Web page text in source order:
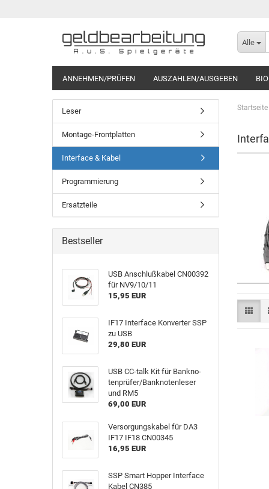
Alle
ANNEHMEN/PRÜFEN AUSZAHLEN/AUSGEBEN
Startseite
Leser
Montage-Frontplatten
Interface & Kabel
Programmierung
Ersatzteile
Bestseller
USB An­schluß­ka­bel CN00392
für NV9/10/11
15,95 EUR
IF17 In­ter­face Kon­ver­ter SSP
zu USB
29,80 EUR
USB CC-​talk Kit für Bank­no­
ten­prü­fer/Bank­no­ten­le­ser
und RM5
69,00 EUR
Ver­sor­gungs­ka­bel für DA3
IF17 IF18 CN00345
16,95 EUR
SSP Smart Hop­per In­ter­face
Kabel CN385